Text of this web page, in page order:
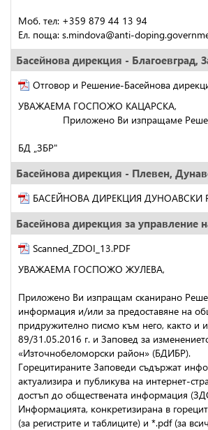
Моб. тел: +359 879 44 13 94
Eл. поща: s.mindova@anti-
Басейнова дирекция - Благоевград,
Отговор и Решение-Басейнова
УВАЖАЕМА ГОСПОЖО КАЦАРСКА,
Приложено Ви изпращаме Решение №
БД „ЗБР"
Басейнова дирекция - Плевен,
БАСЕЙНОВА ДИРЕКЦИЯ ДУНОАВСКИ
Басейнова дирекция за
Scanned_ZDOI_13.PDF
УВАЖАЕМА ГОСПОЖО ЖУЛЕВА,
Приложено Ви изпращам сканирано
информация и/или за предоставяне на
придружително писмо към него, както
89/31.05.2016 г. и Заповед за
«Източнобеломорски район» (БДИБР).
Горецитираните Заповеди съдържат
актуализира и публикува на интернет-
достъп до обществената информация
Информацията, конкретизирана в
(за регистрите и таблиците) и *.pdf (за